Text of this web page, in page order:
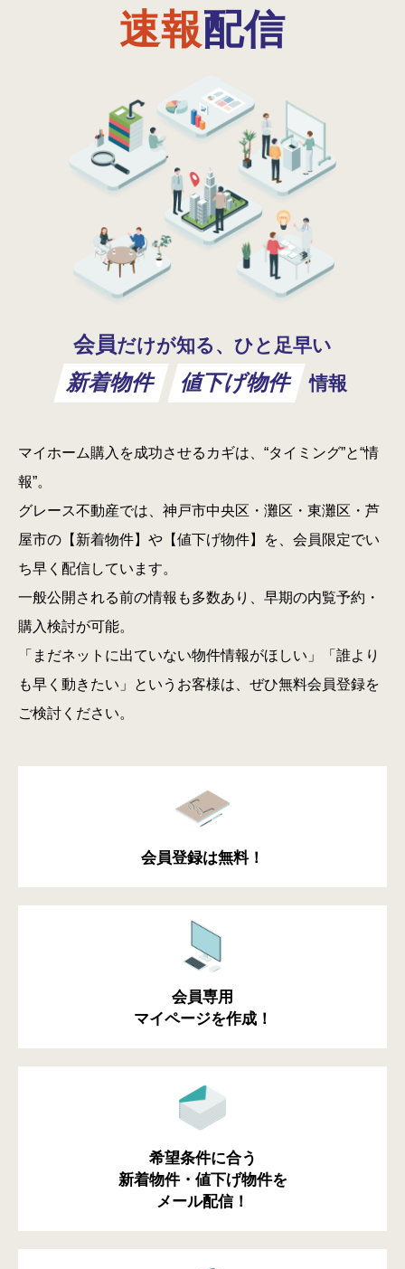
速報配信
会員だけが知る、ひと足早い
新着物件 値下げ物件 情報
マイホーム購入を成功させるカギは、“タイミング”と“情
報”。
グレース不動産では、神戸市中央区・灘区・東灘区・芦
屋市の【新着物件】や【値下げ物件】を、会員限定でい
ち早く配信しています。
一般公開される前の情報も多数あり、早期の内覧予約・
購入検討が可能。
「まだネットに出ていない物件情報がほしい」「誰より
も早く動きたい」というお客様は、ぜひ無料会員登録を
ご検討ください。
会員登録は無料！
会員専用
マイページを作成！
希望条件に合う
新着物件・値下げ物件を
メール配信！